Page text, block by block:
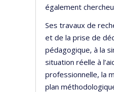
également
Ses travaux de
et de la prise de
pédagogique, à la
situation réelle à
professionnelle, la
plan